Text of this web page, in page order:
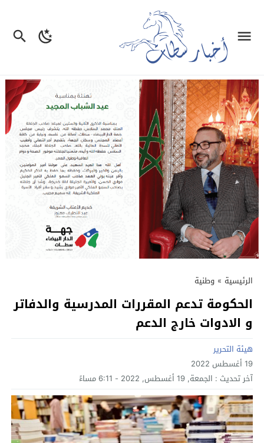
الرئيسية » وطنية
الحكومة تدعم المقررات المدرسية والدفاتر
و الادوات خارج الدعم
هيئة التحرير
19 أغسطس 2022
آخر تحديث : الجمعة, 19 أغسطس, 2022 - 6:11 مساءً